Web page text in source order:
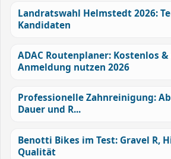
Landratswahl Helmstedt 2026:
Kandidaten
ADAC Routenplaner: Kostenlos
Anmeldung nutzen 2026
Professionelle Zahnreinigung:
Dauer und R...
Benotti Bikes im Test: Gravel R,
Qualität